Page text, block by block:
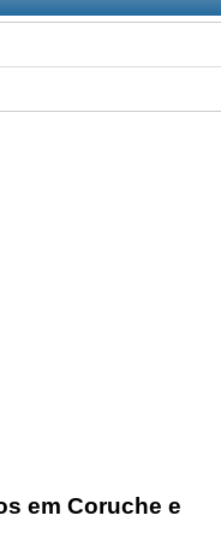
em Coruche e